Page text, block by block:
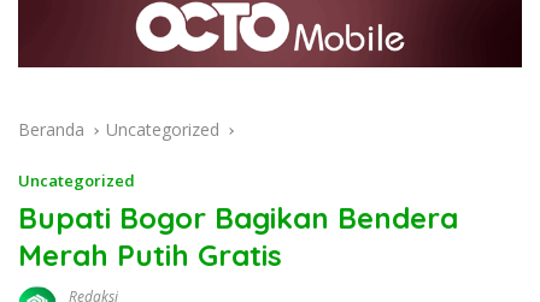
Beranda Uncategorized
Uncategorized
Bupati Bogor Bagikan Bendera
Merah Putih Gratis
Redaksi